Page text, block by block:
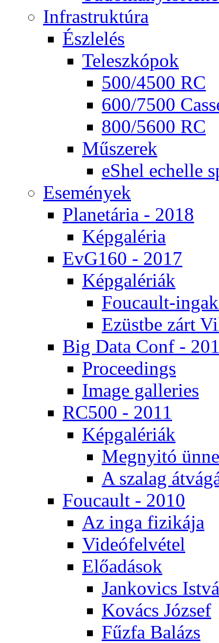
Inf­ra­struk­tú­ra
Ész­le­lés
Te­lesz­kó­pok
500/4500 RC
600/7500
800/5600 RC
Mű­sze­rek
eS­hel echel­le
Ese­mé­nyek
Pla­ne­tá­ria - 2018
Kép­ga­lé­ria
EvG160 - 2017
Kép­ga­lé­ri­ák
Fo­u­ca­ult-
Ezüst­be zárt
Big Da­ta Conf -
Pro­ce­e­dings
Image gal­le­ri­es
RC500 - 2011
Kép­ga­lé­ri­ák
Meg­nyi­tó
A sza­lag
Fo­u­ca­ult - 2010
Az in­ga fi­zi­ká­ja
Vi­de­ó­fel­vé­tel
Elő­adá­sok
Jan­ko­vics
Ko­vács Jó­zsef
Fűz­fa Ba­lázs